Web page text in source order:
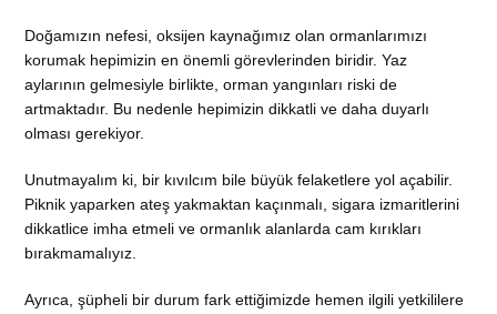
Doğamızın nefesi, oksijen kaynağımız olan ormanlarımızı
korumak hepimizin en önemli görevlerinden biridir. Yaz
aylarının gelmesiyle birlikte, orman yangınları riski de
artmaktadır. Bu nedenle hepimizin dikkatli ve daha duyarlı
olması gerekiyor.
Unutmayalım ki, bir kıvılcım bile büyük felaketlere yol açabilir.
Piknik yaparken ateş yakmaktan kaçınmalı, sigara izmaritlerini
dikkatlice imha etmeli ve ormanlık alanlarda cam kırıkları
bırakmamalıyız.
Ayrıca, şüpheli bir durum fark ettiğimizde hemen ilgili yetkililere